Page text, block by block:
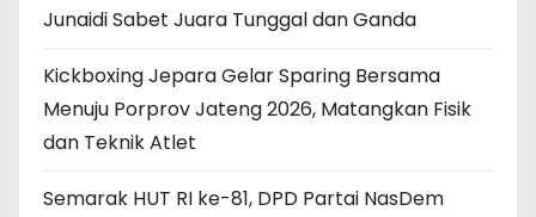
Junaidi Sabet Juara Tunggal dan Ganda
Kickboxing Jepara Gelar Sparing Bersama
Menuju Porprov Jateng 2026, Matangkan Fisik
dan Teknik Atlet
Semarak HUT RI ke-81, DPD Partai NasDem